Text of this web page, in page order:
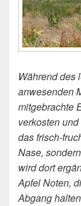
Während des
anwesenden
mitgebrachte
verkosten
das frisch-
Nase,
wird dort
Apfel Noten,
Abgang